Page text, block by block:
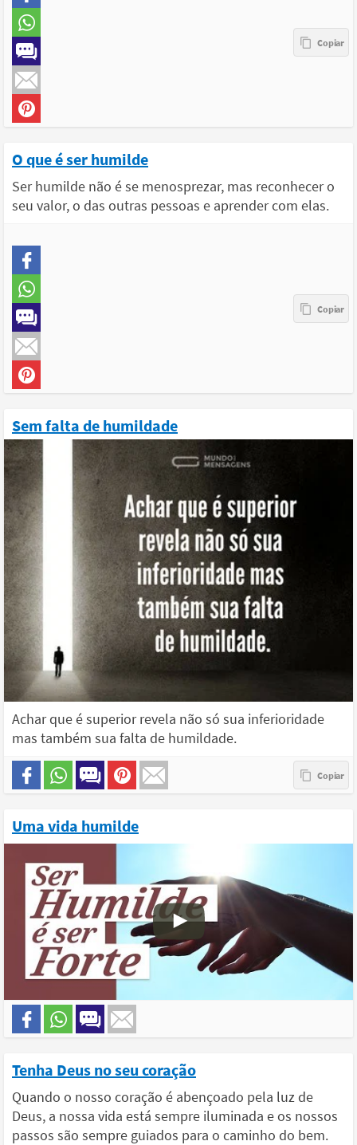
O que é ser humilde
Ser humilde não é se menosprezar, mas reconhecer o
seu valor, o das outras pessoas e aprender com elas.
Sem falta de humildade
Achar que é superior revela não só sua inferioridade
mas também sua falta de humildade.
Uma vida humilde
Tenha Deus no seu coração
Quando o nosso coração é abençoado pela luz de
Deus, a nossa vida está sempre iluminada e os nossos
passos são sempre guiados para o caminho do bem.